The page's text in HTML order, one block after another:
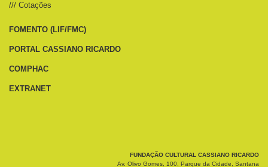
/// Cotações
FOMENTO (LIF/FMC)
PORTAL CASSIANO RICARDO
COMPHAC
EXTRANET
FUNDAÇÃO CULTURAL CASSIANO RICARDO
Av. Olivo Gomes, 100, Parque da Cidade, Santana